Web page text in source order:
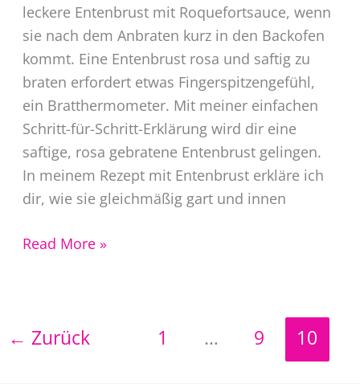
leckere Entenbrust mit Roquefortsauce, wenn
sie nach dem Anbraten kurz in den Backofen
kommt. Eine Entenbrust rosa und saftig zu
braten erfordert etwas Fingerspitzengefühl,
ein Bratthermometer. Mit meiner einfachen
Schritt-für-Schritt-Erklärung wird dir eine
saftige, rosa gebratene Entenbrust gelingen.
In meinem Rezept mit Entenbrust erkläre ich
dir, wie sie gleichmäßig gart und innen
Entenbrust
Read More »
← Zurück 1 … 9 10